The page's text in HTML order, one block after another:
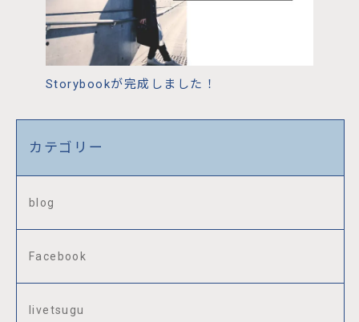
Storybookが完成しました！
カテゴリー
blog
Facebook
livetsugu